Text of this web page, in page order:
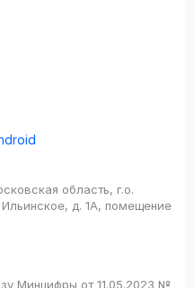
область, г.о.
д. 1А, помещение
Минцифры от 11.05.2023 №